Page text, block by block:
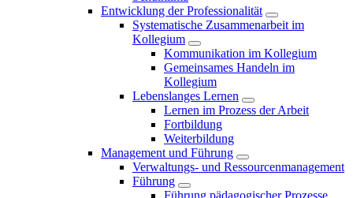
Entwicklung der Professionalität
Systematische Zusammenarbeit im
Kollegium
Kommunikation im Kollegium
Gemeinsames Handeln im
Kollegium
Lebenslanges Lernen
Lernen im Prozess der Arbeit
Fortbildung
Weiterbildung
Management und Führung
Verwaltungs- und Ressourcenmanagement
Führung
Führung pädagogischer Prozesse